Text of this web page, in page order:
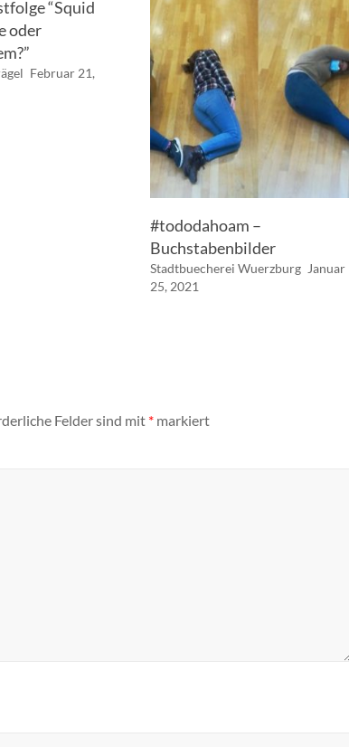
“Squid
oder
Februar 21,
#tododahoam –
Buchstabenbilder
Stadtbuecherei Wuerzburg Januar
25, 2021
Felder sind mit * markiert